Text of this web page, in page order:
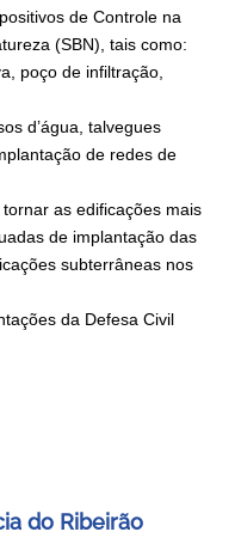
de Controle na
(SBN), tais como:
poço de infiltração,
d’água, talvegues
de redes de
as edificações mais
de implantação das
subterrâneas nos
da Defesa Civil
do Ribeirão